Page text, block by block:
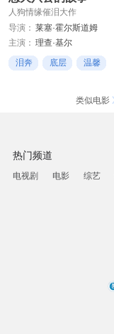
人狗情缘催泪大作
导演： 莱塞·霍尔斯道姆
主演： 理查·基尔
萨拉·罗默尔
琼·艾伦
泪奔 底层 温馨
类似电影
热门频道
电视剧 电影 综艺